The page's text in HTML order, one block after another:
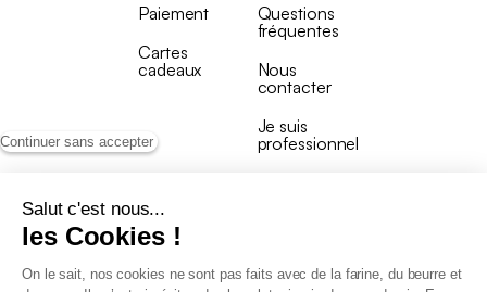
Continuer sans accepter
Salut c'est nous...
les Cookies !
On le sait, nos cookies ne sont pas faits avec de la farine, du beurre et
Paiement
Cartes
cadeaux
Questions
fréquentes
Nous
contacter
Je suis
professionnel
Conditions générales de vente